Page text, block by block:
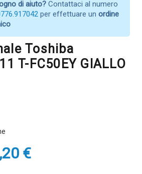
di aiuto? Contattaci al numero
per effettuare un ordine
Toshiba
T-FC50EY GIALLO
€Il
prezzo